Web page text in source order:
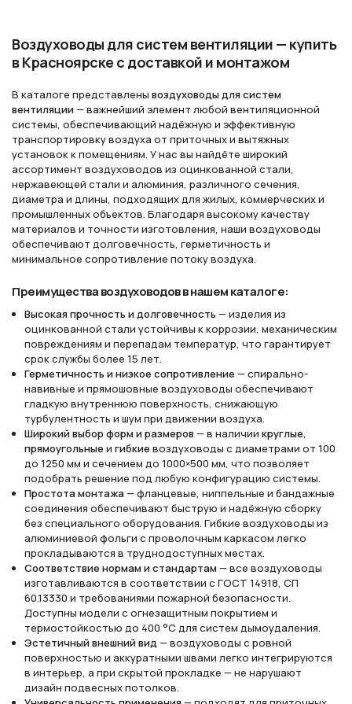
Воздуховоды для систем вентиляции — купить
в Красноярске с доставкой и монтажом
В каталоге представлены воздуховоды для систем
вентиляции— важнейший элемент любой вентиляционной
системы, обеспечивающий надёжную и эффективную
транспортировку воздуха от приточных и вытяжных
установок к помещениям. У нас вы найдёте широкий
ассортимент воздуховодов из оцинкованной стали,
нержавеющей стали и алюминия, различного сечения,
диаметра и длины, подходящих для жилых, коммерческих и
промышленных объектов. Благодаря высокому качеству
материалов и точности изготовления, наши воздуховоды
обеспечивают долговечность, герметичность и
минимальное сопротивление потоку воздуха.
Преимущества воздуховодов в нашем каталоге:
Высокая прочность и долговечность — изделия из
оцинкованной стали устойчивы к коррозии, механическим
повреждениям и перепадам температур, что гарантирует
срок службы более 15 лет.
Герметичность и низкое сопротивление — спирально-
навивные и прямошовные воздуховоды обеспечивают
гладкую внутреннюю поверхность, снижающую
турбулентность и шум при движении воздуха.
Широкий выбор форм и размеров — в наличии круглые
прямоугольные и гибкие воздуховоды с диаметрами от 100
до 1250 мм и сечением до 1000×500 мм, что позволяет
подобрать решение под любую конфигурацию системы.
Простота монтажа— фланцевые, ниппельные и бандажные
соединения обеспечивают быструю и надёжную сборку
без специального оборудования. Гибкие воздуховоды из
алюминиевой фольги с проволочным каркасом легко
прокладываются в труднодоступных местах.
Соответствие нормам и стандартам— все воздуховоды
изготавливаются в соответствии с ГОСТ 14918, СП
60.13330 и требованиями пожарной безопасности.
Доступны модели с огнезащитным покрытием и
термостойкостью до 400 °C для систем дымоудаления.
Эстетичный внешний вид — воздуховоды с ровной
поверхностью и аккуратными швами легко интегрируются
в интерьер, а при скрытой прокладке — не нарушают
дизайн подвесных потолков.